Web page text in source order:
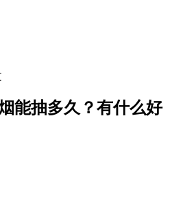
能抽多久？有什么好